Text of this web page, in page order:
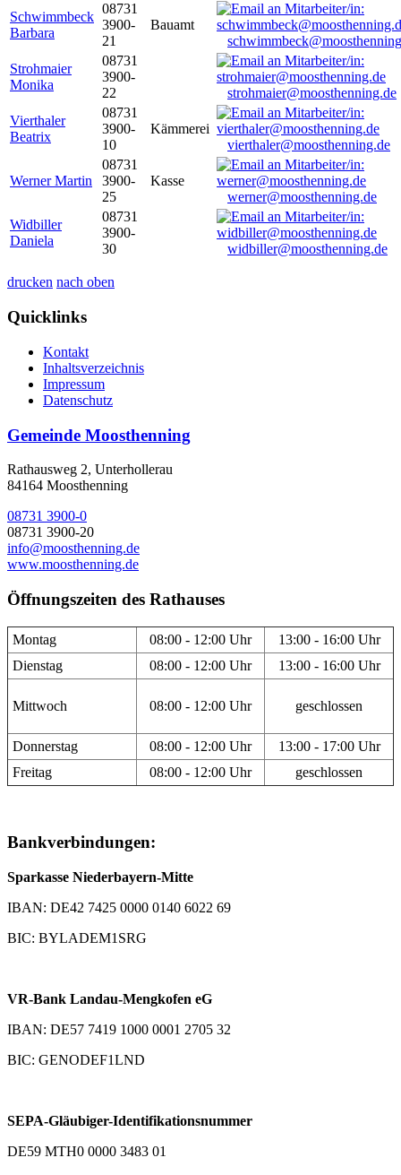
Schwimmbeck
Barbara
08731
3900-
21
Bauamt
Strohmaier
Monika
08731
3900-
22
strohmaier@moosthenning.de
Vierthaler
Beatrix
08731
3900-
10
Kämmerei
vierthaler@moosthenning.de
Werner Martin
08731
3900-
25
Kasse
werner@moosthenning.de
Widbiller
Daniela
08731
3900-
30
widbiller@moosthenning.de
drucken nach oben
Quicklinks
Kontakt
Inhaltsverzeichnis
Impressum
Datenschutz
Gemeinde Moosthenning
Rathausweg 2, Unterhollerau
84164 Moosthenning
08731 3900-0
08731 3900-20
info@moosthenning.de
www.moosthenning.de
Öffnungszeiten des Rathauses
Montag 08:00 - 12:00 Uhr
13:00 - 16:00 Uhr
Dienstag
08:00 - 12:00 Uhr 13:00 - 16:00 Uhr
Mittwoch 08:00 - 12:00 Uhr geschlossen
Donnerstag 08:00 - 12:00 Uhr
13:00 - 17:00 Uhr
Freitag
08:00 - 12:00 Uhr geschlossen
Bankverbindungen:
Sparkasse Niederbayern-Mitte
IBAN: DE42 7425 0000 0140 6022 69
BIC: BYLADEM1SRG
VR-Bank Landau-Mengkofen eG
IBAN: DE57 7419 1000 0001 2705 32
BIC: GENODEF1LND
SEPA-Gläubiger-Identifikationsnummer
DE59 MTH0 0000 3483 01